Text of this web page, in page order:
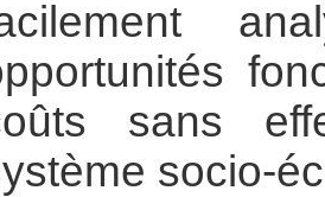
sans
socio-